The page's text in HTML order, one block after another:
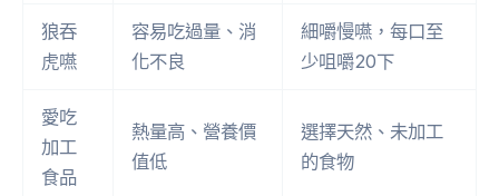
狼吞
虎嚥
容易吃過量、消
化不良
細嚼慢嚥，每口至
少咀嚼20下
愛吃
加工
食品
熱量高、營養價
值低
選擇天然、未加工
的食物